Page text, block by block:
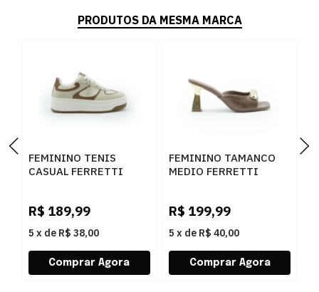
PRODUTOS DA MESMA MARCA
FEMININO TENIS
CASUAL FERRETTI
R$ 189,99
5 x de R$ 38,00
FEMININO TAMANCO
MEDIO FERRETTI
R$ 199,99
5 x de R$ 40,00